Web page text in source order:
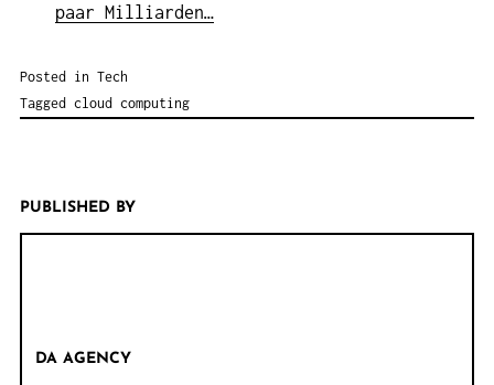
paar Milliarden…
Posted in Tech
Tagged cloud computing
PUBLISHED BY
DA AGENCY